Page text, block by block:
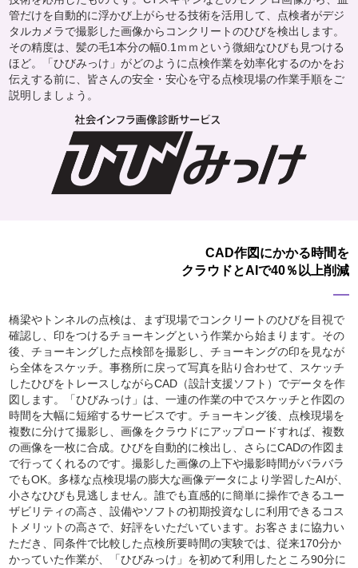
管だけを自動的に浮かび上がらせる技術を活用して、点検者がデジ
タルカメラで撮影した画像からコンクリートのひびを検出します。
その精度は、髪の毛1本分の幅0.1ｍｍという微細なひびも見つける
ほど。「ひびみっけ」がどのように点検作業を効率化するのかをお
伝えする前に、皆さんの安全・安心を守る点検現場の作業手順をご
説明しましょう。
CAD作図にかかる時間を
クラウドとAIで40％以上削減
橋梁やトンネルの点検は、まず現場でコンクリートのひびを目視で
確認し、印をつけるチョーキングという作業から始まります。その
後、チョーキングした点検部を撮影し、チョーキングの印を見なが
ら全体をスケッチ。事務所に戻って写真を貼り合わせて、スケッチ
したひびをトレースしながらCAD（設計支援ソフト）でデータを作
図します。「ひびみっけ」は、一連の作業の中でスケッチと作図の
時間を大幅に短縮するサービスです。チョーキング後、点検現場を
複数に分けて撮影し、画像をクラウドにアップロードすれば、複数
の画像を一枚に合成。ひびを自動的に検出し、さらにCADの作図ま
で行ってくれるのです。撮影した画像の上下や撮影時間がバラバラ
でもOK。多様な点検現場の膨大な画像データにより学習したAIが、
小さなひびも見逃しません。誰でも直感的に簡単に操作できるユー
ザビリティの高さ、設備やソフトの初期投資なしに利用できるコス
トメリットの高さで、好評をいただいています。お客さまに協力い
ただき、同条件で比較した点検所要時間の実験では、従来170分か
かっていた作業が、「ひびみっけ」を初めて利用したところ90分に